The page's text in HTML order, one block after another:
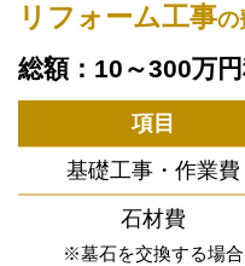
リフォーム工事の
総額：10～300万
項目
基礎工事・作業費
石材費
※墓石を交換する場合